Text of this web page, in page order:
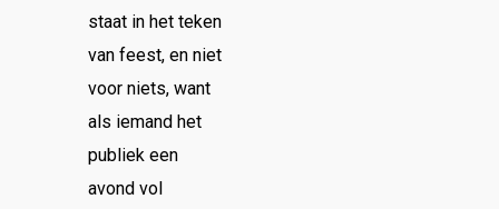
staat in het teken
van feest, en niet
voor niets, want
als iemand het
publiek een
avond vol